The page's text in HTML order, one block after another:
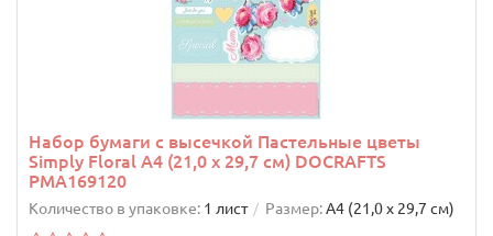
Набор бумаги с высечкой Пастельные цветы
Simply Floral А4 (21,0 х 29,7 см) DOCRAFTS
PMA169120
Количество в упаковке: 1 лист Размер:А4 (21,0 х 29,7 см)